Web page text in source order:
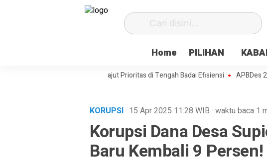
Home PILIHAN
Desa Paenre Lompoe Merajut Prioritas di Tengah Badai Efisiensi APBDes 2027:
KORUPSI· 15 Apr 2025 11:28 WIB · waktu baca 1
Korupsi Dana Desa
Baru Kembali 9 Persen!